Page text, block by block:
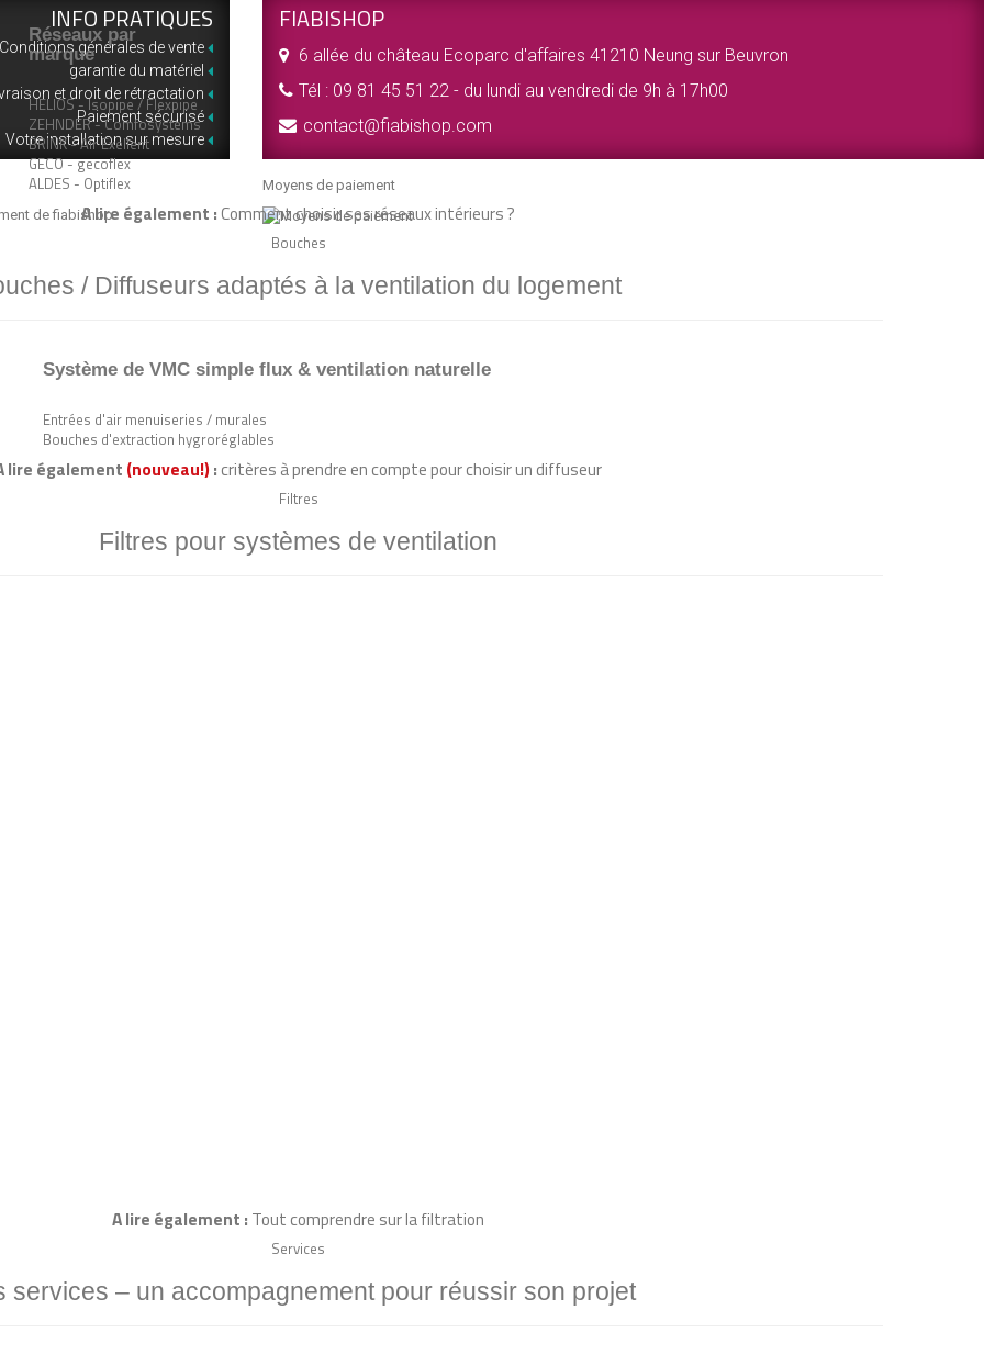
Réseaux par
marque
HELIOS - Isopipe / Flexpipe
ZEHNDER - Comfosystems
BRINK - Air Exellent
GECO - gecoflex
ALDES - Optiflex
A lire également :Comment choisir ses réseaux intérieurs ?
Bouches
/ Diffuseurs adaptés à la ventilation du logement
Système de VMC simple flux & ventilation naturelle
Entrées d'air menuiseries / murales
Bouches d'extraction hygroréglables
lire également (nouveau!) : critères à prendre en compte pour choisir un diffuseur
Filtres
Filtres pour systèmes de ventilation
A lire également : Tout comprendre sur la filtration
Services
services – un accompagnement pour réussir son projet
INFO PRATIQUES
Conditions générales de vente
garantie du matériel
et droit de rétractation
Paiement sécurisé
Votre installation sur mesure
FIABISHOP
6 allée du château Ecoparc d'affaires 41210 Neung sur Beuvron
Tél : 09 81 45 51 22 - du lundi au vendredi de 9h à 17h00
contact@fiabishop.com
de fiabishop
Moyens de paiement